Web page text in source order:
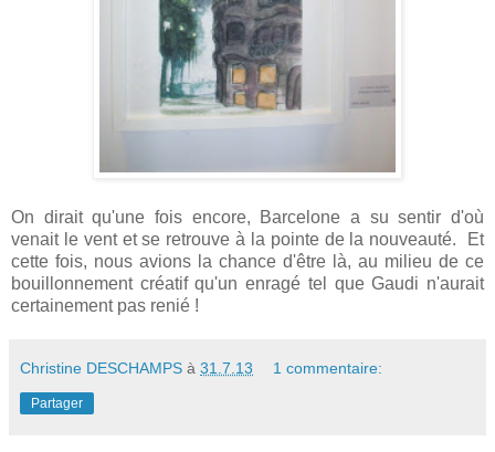
On dirait qu'une fois encore, Barcelone a su sentir d'où
venait le vent et se retrouve à la pointe de la nouveauté. Et
cette fois, nous avions la chance d'être là, au milieu de ce
bouillonnement créatif qu'un enragé tel que Gaudi n'aurait
certainement pas renié !
Christine DESCHAMPS à 31.7.13 1 commentaire:
Partager